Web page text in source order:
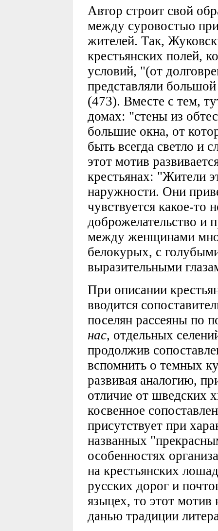
Автор строит свой
между суровостью
жителей. Так,
крестьянских полей,
условий, "(от
представляли
(473). Вместе с тем,
домах: "стены из
большие окна, от
быть всегда светло и
этот мотив
крестьянах: "Жители
наружности. Они
чувствуется какое-то
доброжелательство и
между женщинами
белокурых, с
выразительными
При описании
вводится
поселян рассеяны по
нас, отдельных
продолжив
вспомнить о темных
развивая аналогию,
отличие от шведских
косвенное
присутствует при
названных
особенностях
на крестьянских
русских дорог и
языцех, то этот мотив
данью традиции